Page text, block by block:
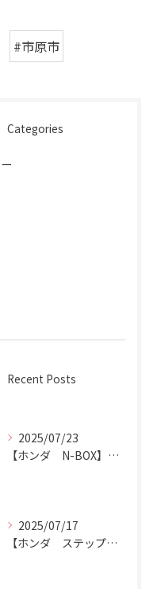
#市原市
Categories
Recent Posts
2025/07/23
【ホンダ N-BOX】N-BOXをハッピーカーズ市原中央店にお売りください。
2025/07/17
【ホンダ ステップワゴン】ハッピーカーズ市原中央店がステップワゴン買取ります。